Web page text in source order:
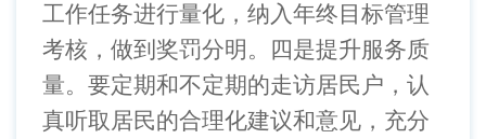
工作任务进行量化，纳入年终目标管理
考核，做到奖罚分明。四是提升服务质
量。要定期和不定期的走访居民户，认
真听取居民的合理化建议和意见，充分